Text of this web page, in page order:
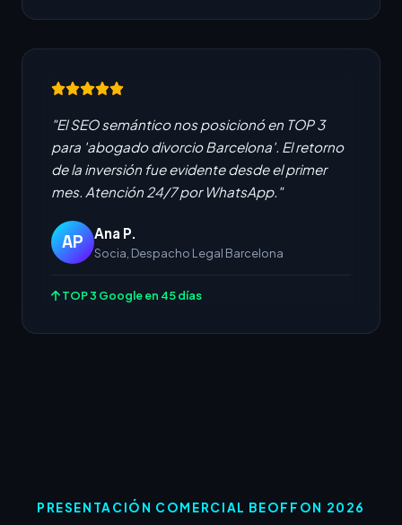
"El SEO semántico nos posicionó en TOP 3
para 'abogado divorcio Barcelona'. El retorno
de la inversión fue evidente desde el primer
mes. Atención 24/7 por WhatsApp."
AP Ana P.
Socia, Despacho Legal Barcelona
TOP 3 Google en 45 días
PRESENTACIÓN COMERCIAL BEOFFON 2026